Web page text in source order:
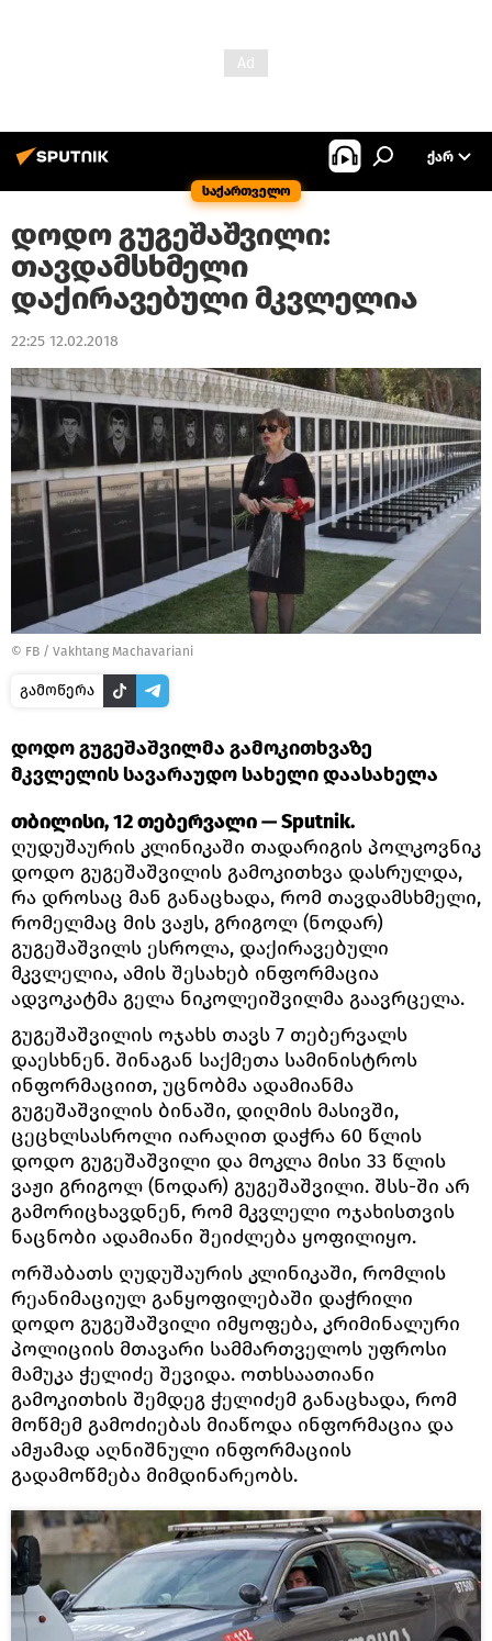
საქართველო
ᲥᲐᲠ
დოდო გუგეშაშვილი:
თავდამსხმელი
დაქირავებული მკვლელია
22:25 12.02.2018
© FB / Vakhtang Machavariani
გამოწერა
დოდო გუგეშაშვილმა გამოკითხვაზე
მკვლელის სავარაუდო სახელი დაასახელა
თბილისი, 12 თებერვალი — Sputnik.
ღუდუშაურის კლინიკაში თადარიგის პოლკოვნიკ
დოდო გუგეშაშვილის გამოკითხვა დასრულდა,
რა დროსაც მან განაცხადა, რომ თავდამსხმელი,
რომელმაც მის ვაჟს, გრიგოლ (ნოდარ)
გუგეშაშვილს ესროლა, დაქირავებული
მკვლელია, ამის შესახებ ინფორმაცია
ადვოკატმა გელა ნიკოლეიშვილმა გაავრცელა.
გუგეშაშვილის ოჯახს თავს 7 თებერვალს
დაესხნენ. შინაგან საქმეთა სამინისტროს
ინფორმაციით, უცნობმა ადამიანმა
გუგეშაშვილის ბინაში, დიღმის მასივში,
ცეცხლსასროლი იარაღით დაჭრა 60 წლის
დოდო გუგეშაშვილი და მოკლა მისი 33 წლის
ვაჟი გრიგოლ (ნოდარ) გუგეშაშვილი. შსს-ში არ
გამორიცხავდნენ, რომ მკვლელი ოჯახისთვის
ნაცნობი ადამიანი შეიძლება ყოფილიყო.
ორშაბათს ღუდუშაურის კლინიკაში, რომლის
რეანიმაციულ განყოფილებაში დაჭრილი
დოდო გუგეშაშვილი იმყოფება, კრიმინალური
პოლიციის მთავარი სამმართველოს უფროსი
მამუკა ჭელიძე შევიდა. ოთხსაათიანი
გამოკითხის შემდეგ ჭელიძემ განაცხადა, რომ
მოწმემ გამოძიებას მიაწოდა ინფორმაცია და
ამჟამად აღნიშნული ინფორმაციის
გადამოწმება მიმდინარეობს.